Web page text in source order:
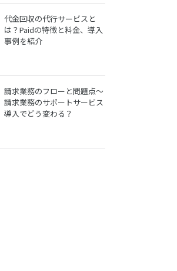
代金回収の代行サービスと
は？Paidの特徴と料金、導入
事例を紹介
請求業務のフローと問題点～
請求業務のサポートサービス
導入でどう変わる？